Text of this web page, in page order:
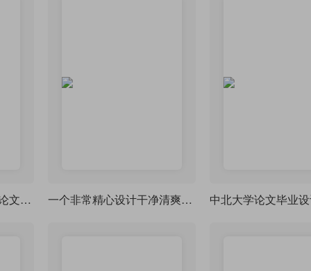
大连理工大学本科毕业论文LaTeX模板 一个非常精心设计干净清爽的毕业论文模版